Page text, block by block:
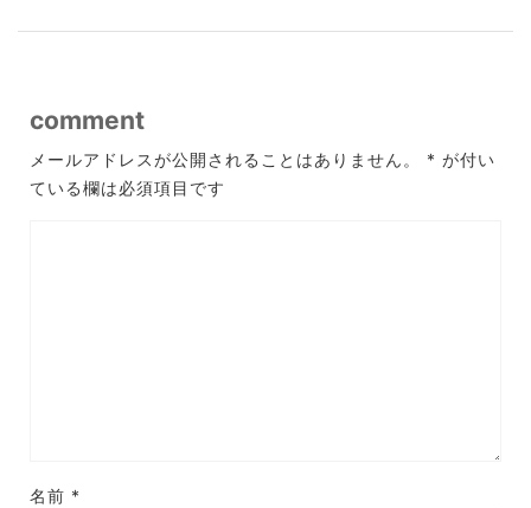
comment
メールアドレスが公開されることはありません。 * が付い
ている欄は必須項目です
名前 *